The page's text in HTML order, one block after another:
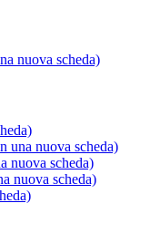
nuova scheda)
una nuova scheda)
nuova scheda)
nuova scheda)